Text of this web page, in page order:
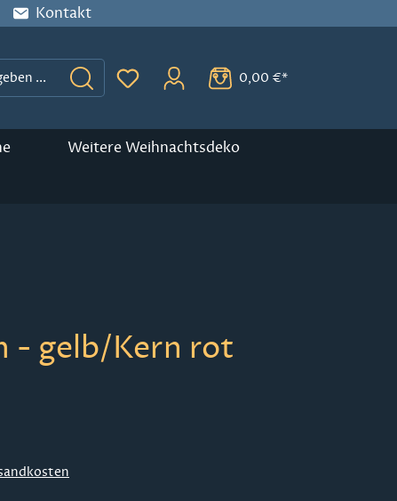
Kontakt
Du hast 0 Produkte auf dem
0,00 €*
Weitere Weihnachtsdeko
- gelb/Kern rot